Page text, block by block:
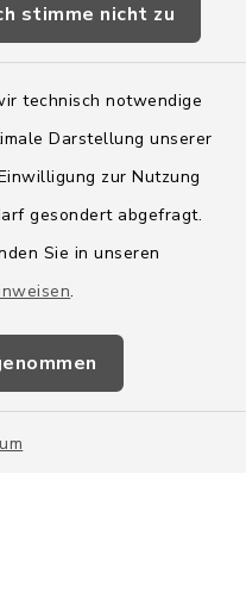
stimme nicht zu
technisch notwendige
Darstellung unserer
zur Nutzung
gesondert abgefragt.
Sie in unseren
.